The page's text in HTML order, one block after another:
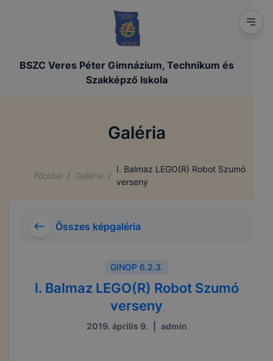
BSZC Veres Péter Gimnázium, Technikum és
Szakképző Iskola
Galéria
Főoldal / Galéria /
I. Balmaz LEGO(R) Robot Szumó
verseny
Összes képgaléria
GINOP 6.2.3.
I. Balmaz LEGO(R) Robot Szumó
verseny
2019. április 9. admin